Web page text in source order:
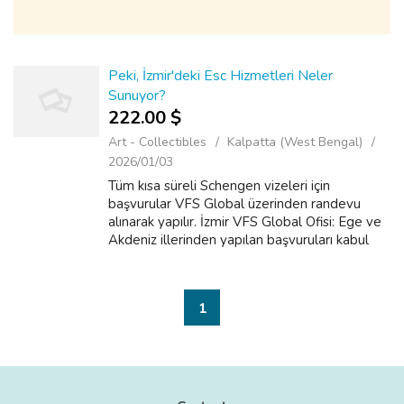
Peki, İzmir'deki Esc Hizmetleri Neler
Sunuyor?
222.00 $
Art - Collectibles
Kalpatta (West Bengal)
2026/01/03
Tüm kısa süreli Schengen vizeleri için
başvurular VFS Global üzerinden randevu
alınarak yapılır. İzmir VFS Global Ofisi: Ege ve
Akdeniz illerinden yapılan başvuruları kabul
1